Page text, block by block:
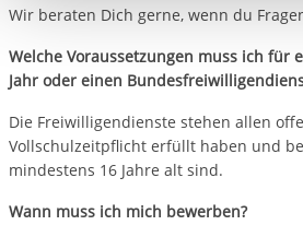
berechtigter Interessen und daher
Wir beraten Dich gerne, wenn du
Welche Voraussetzungen muss ich für
Jahr oder einen
Die Freiwilligendienste stehen allen
Vollschulzeitpflicht erfüllt haben und
mindestens 16 Jahre alt sind.
Wann muss ich mich bewerben?